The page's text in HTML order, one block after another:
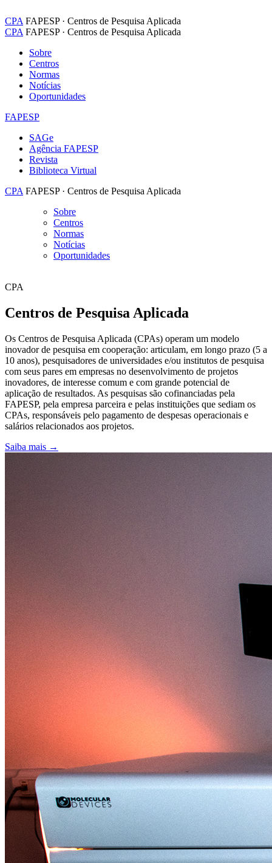
CPA FAPESP · Centros de Pesquisa Aplicada
CPA FAPESP · Centros de Pesquisa Aplicada
Sobre
Centros
Normas
Notícias
Oportunidades
FAPESP
SAGe
Agência FAPESP
Revista
Biblioteca Virtual
CPA FAPESP · Centros de Pesquisa Aplicada
Sobre
Centros
Normas
Notícias
Oportunidades
CPA
Centros de Pesquisa Aplicada
Os Centros de Pesquisa Aplicada (CPAs) operam um modelo
inovador de pesquisa em cooperação: articulam, em longo prazo (5 a
10 anos), pesquisadores de universidades e/ou institutos de pesquisa
com seus pares em empresas no desenvolvimento de projetos
inovadores, de interesse comum e com grande potencial de
aplicação de resultados. As pesquisas são cofinanciadas pela
FAPESP, pela empresa parceira e pelas instituições que sediam os
CPAs, responsáveis pelo pagamento de despesas operacionais e
salários relacionados aos projetos.
Saiba mais →